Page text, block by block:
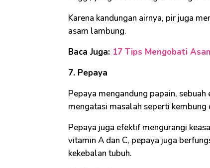
Karena kandungan airnya, pir juga
asam lambung.
Baca Juga: 17 Tips Mengobati
7. Pepaya
Pepaya mengandung papain,
mengatasi masalah seperti kembung
Pepaya juga efektif mengurangi
vitamin A dan C, pepaya juga
kekebalan tubuh.